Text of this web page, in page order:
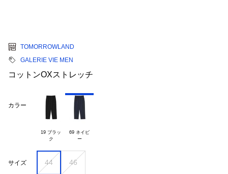
TOMORROWLAND
GALERIE VIE MEN
コットンOXストレッチ
カラー
19 ブラッ
69 ネイビ
ー
サイズ 44 46